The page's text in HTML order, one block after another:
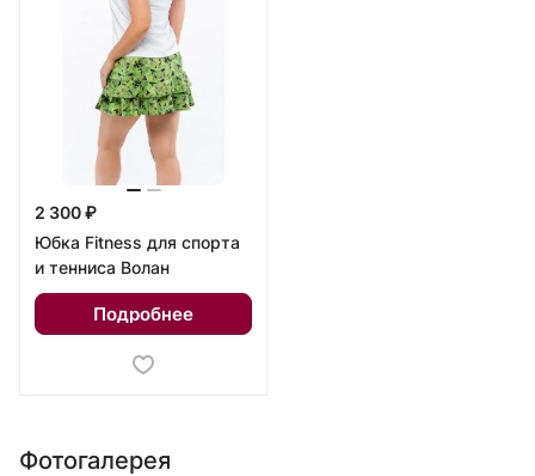
2 300 ₽
Юбка Fitness для спорта
и тенниса Волан
Подробнее
Фотогалерея